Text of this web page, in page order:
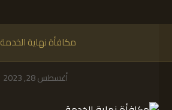
مكافأة نهاية الخدمة
أغسطس 28, 2023